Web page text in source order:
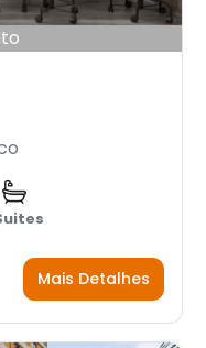
Mais Detalhes